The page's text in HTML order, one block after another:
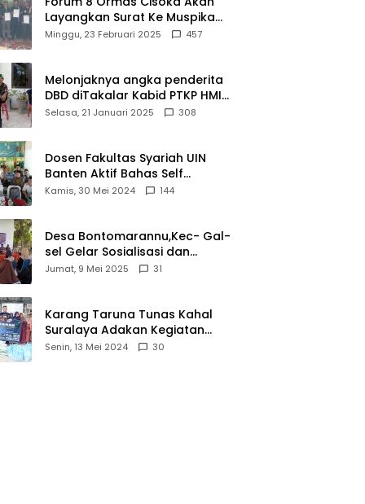
Bahwa
Sejarah
Adalah
yang Tak
Ternilai”.
Layangkan Surat Ke Muspika
Atas Adanya Kantor Matel di
Minggu, 23 Februari 2025 457
Melonjaknya angka penderita
DBD diTakalar Kabid PTKP HMI
Cab.Takalar angkat bicara
Selasa, 21 Januari 2025 308
Dosen Fakultas Syariah UIN
Banten Aktif Bahas Self
Declare Halal dalam Forum
Kamis, 30 Mei 2024 144
Desa Bontomarannu,Kec- Gal-
sel Gelar Sosialisasi dan
Bimtek Pemutakhiran Data ID
Jumat, 9 Mei 2025 31
Karang Taruna Tunas Kahal
Suralaya Adakan Kegiatan
Bansos Terhadap Kaum
Senin, 13 Mei 2024 30